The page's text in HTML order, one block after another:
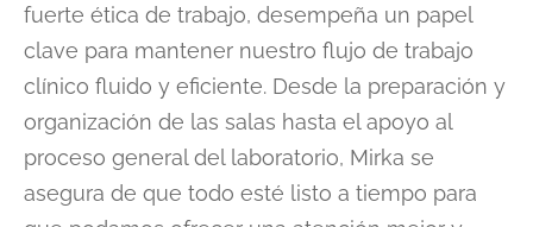
fuerte ética de trabajo, desempeña un papel
clave para mantener nuestro flujo de trabajo
clínico fluido y eficiente. Desde la preparación y
organización de las salas hasta el apoyo al
proceso general del laboratorio, Mirka se
asegura de que todo esté listo a tiempo para